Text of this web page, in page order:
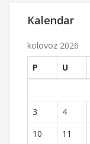
Kalendar
kolovoz 2026
P
U
3
4
10
11